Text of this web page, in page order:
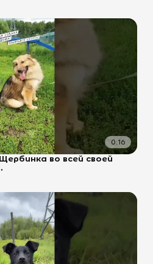
0:16
во всей своей